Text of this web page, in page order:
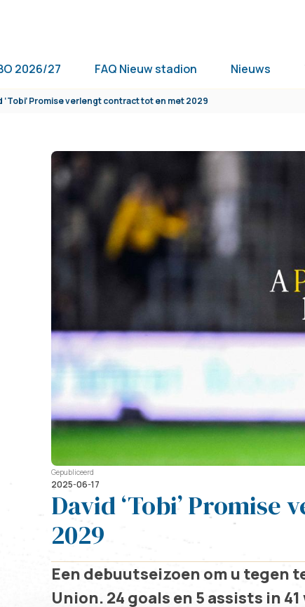
2026/27 FAQ Nieuw stadion Nieuws
‘Tobi’ Promise verlengt contract tot en met 2029
Gepubliceerd
2025-06-17
David ‘Tobi’
2029
Een debuutseizoen om u tegen
Union. 24 goals en 5 assists in